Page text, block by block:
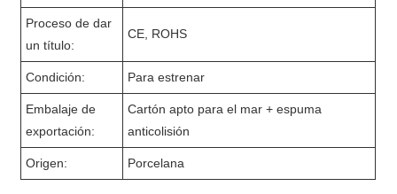
Proceso de dar
un título:
CE, ROHS
Condición: Para estrenar
Embalaje de
exportación:
Cartón apto para el mar + espuma
anticolisión
Origen: Porcelana